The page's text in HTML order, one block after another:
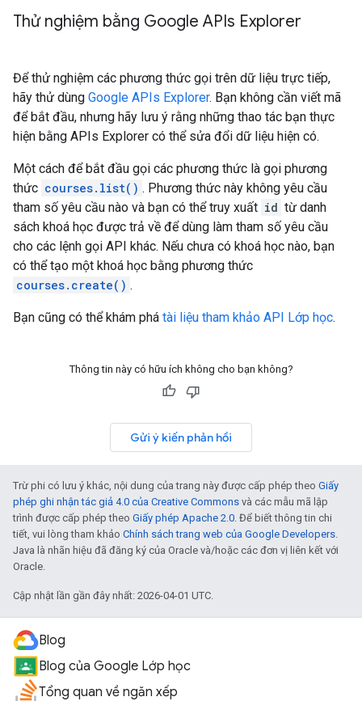
Thử nghiệm bằng Google APIs Explorer
Để thử nghiệm các phương thức gọi trên dữ liệu trực tiếp,
hãy thử dùng Google APIs Explorer. Bạn không cần viết mã
để bắt đầu, nhưng hãy lưu ý rằng những thao tác bạn thực
hiện bằng APIs Explorer có thể sửa đổi dữ liệu hiện có.
Một cách để bắt đầu gọi các phương thức là gọi phương
thức courses.list() . Phương thức này không yêu cầu
tham số yêu cầu nào và bạn có thể truy xuất id từ danh
sách khoá học được trả về để dùng làm tham số yêu cầu
cho các lệnh gọi API khác. Nếu chưa có khoá học nào, bạn
có thể tạo một khoá học bằng phương thức
courses.create() .
Bạn cũng có thể khám phá tài liệu tham khảo API Lớp học.
Thông tin này có hữu ích không cho bạn không?
Gửi ý kiến phản hồi
Trừ phi có lưu ý khác, nội dung của trang này được cấp phép theo Giấy
phép ghi nhận tác giả 4.0 của Creative Commons và các mẫu mã lập
trình được cấp phép theo Giấy phép Apache 2.0. Để biết thông tin chi
tiết, vui lòng tham khảo Chính sách trang web của Google Developers.
Java là nhãn hiệu đã đăng ký của Oracle và/hoặc các đơn vị liên kết với
Oracle.
Cập nhật lần gần đây nhất: 2026-04-01 UTC.
Blog
Blog của Google Lớp học
Tổng quan về ngăn xếp